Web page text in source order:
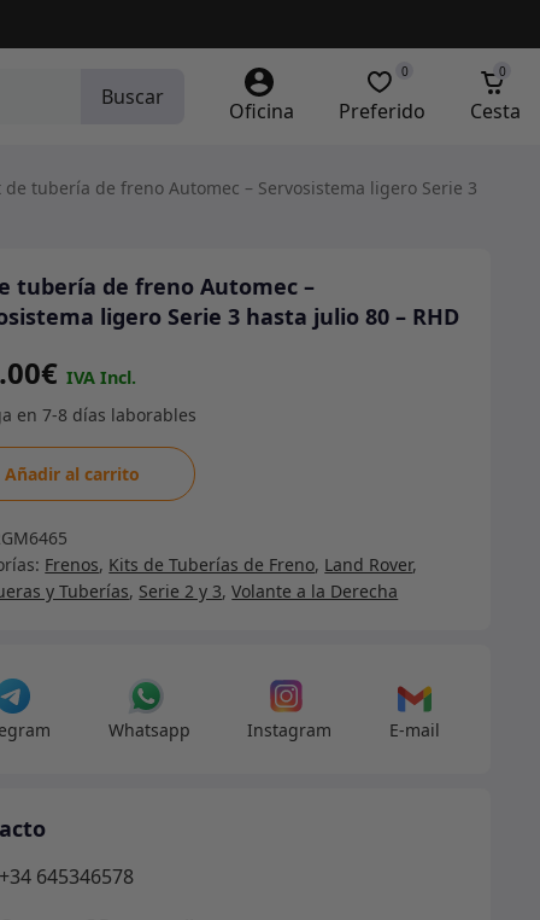
Buscar
Oficina Preferido
0
Cesta
0
de tubería de freno Automec – Servosistema ligero Serie 3
tubería de freno Automec –
ligero Serie 3 hasta julio 80 – RHD
€
Añadir al carrito
Frenos, Kits de Tuberías de Freno, Land Rover,
y Tuberías, Serie 2 y 3,Volante a la Derecha
Whatsapp Instagram E-mail
+34 645346578